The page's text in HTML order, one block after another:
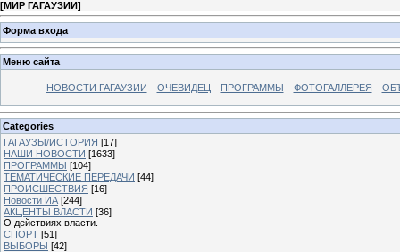
[МИР ГАГАУЗИИ]
Форма входа
Меню сайта
НОВОСТИ ГАГАУЗИИ ОЧЕВИДЕЦ ПРОГРАММЫ ФОТОГАЛЛЕРЕЯ
Categories
ГАГАУЗЫ/ИСТОРИЯ [17]
НАШИ НОВОСТИ [1633]
ПРОГРАММЫ [104]
ТЕМАТИЧЕСКИЕ ПЕРЕДАЧИ [44]
ПРОИСШЕСТВИЯ [16]
Новости ИА [244]
АКЦЕНТЫ ВЛАСТИ [36]
О действиях власти.
СПОРТ [51]
ВЫБОРЫ [42]